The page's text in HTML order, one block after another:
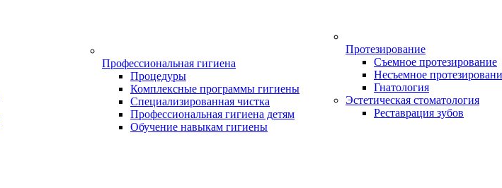
Профессиональная гигиена
Процедуры
Комплексные программы гигиены
Специализированная чистка
Профессиональная гигиена детям
Обучение навыкам гигиены
Протезирование
Съемное протезирование
Несъемное
Гнатология
Эстетическая стоматология
Реставрация зубов